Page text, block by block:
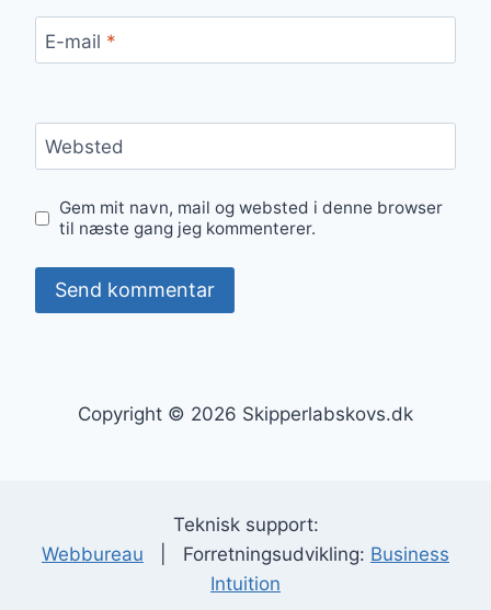
E-mail *
Websted
Gem mit navn, mail og websted i denne browser
til næste gang jeg kommenterer.
Copyright © 2026 Skipperlabskovs.dk
Teknisk support:
Webbureau | Forretningsudvikling: Business
Intuition